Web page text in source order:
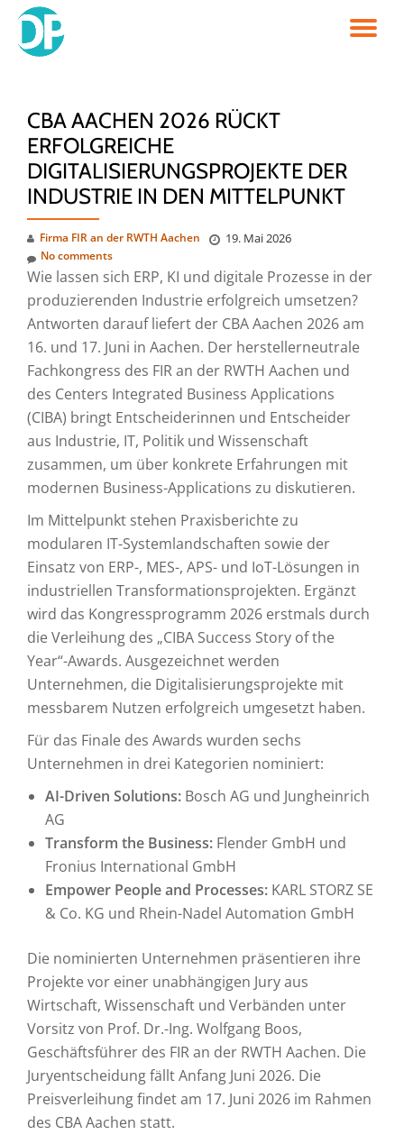
Skip
CBA AACHEN 2026 RÜCKT
ERFOLGREICHE
DIGITALISIERUNGSPROJEKTE DER
INDUSTRIE IN DEN MITTELPUNKT
Firma FIR an der RWTH Aachen 19. Mai 2026
No comments
Wie lassen sich ERP, KI und digitale Prozesse in der
produzierenden Industrie erfolgreich umsetzen?
Antworten darauf liefert der CBA Aachen 2026 am
16. und 17. Juni in Aachen. Der herstellerneutrale
Fachkongress des FIR an der RWTH Aachen und
des Centers Integrated Business Applications
(CIBA) bringt Entscheiderinnen und Entscheider
aus Industrie, IT, Politik und Wissenschaft
zusammen, um über konkrete Erfahrungen mit
modernen Business-Applications zu diskutieren.
Im Mittelpunkt stehen Praxisberichte zu
modularen IT-Systemlandschaften sowie der
Einsatz von ERP-, MES-, APS- und IoT-Lösungen in
industriellen Transformationsprojekten. Ergänzt
wird das Kongressprogramm 2026 erstmals durch
die Verleihung des „CIBA Success Story of the
Year“-Awards. Ausgezeichnet werden
Unternehmen, die Digitalisierungsprojekte mit
messbarem Nutzen erfolgreich umgesetzt haben.
Für das Finale des Awards wurden sechs
Unternehmen in drei Kategorien nominiert:
AI-Driven Solutions: Bosch AG und Jungheinrich
AG
Transform the Business: Flender GmbH und
Fronius International GmbH
Empower People and Processes: KARL STORZ SE
& Co. KG und Rhein-Nadel Automation GmbH
Die nominierten Unternehmen präsentieren ihre
Projekte vor einer unabhängigen Jury aus
Wirtschaft, Wissenschaft und Verbänden unter
Vorsitz von Prof. Dr.-Ing. Wolfgang Boos,
Geschäftsführer des FIR an der RWTH Aachen. Die
Juryentscheidung fällt Anfang Juni 2026. Die
Preisverleihung findet am 17. Juni 2026 im Rahmen
des CBA Aachen statt.